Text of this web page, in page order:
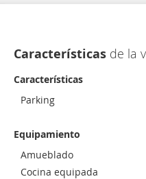
Características de la
Características
Parking
Equipamiento
Amueblado
Cocina equipada